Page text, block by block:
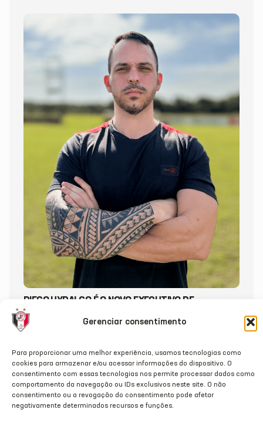
Gerenciar consentimento
Para proporcionar uma melhor experiência, usamos tecnologias como
cookies para armazenar e/ou acessar informações do dispositivo. O
consentimento com essas tecnologias nos permite processar dados como
comportamento da navegação ou IDs exclusivos neste site. O não
consentimento ou a revogação do consentimento pode afetar
negativamente determinados recursos e funções.
DIEGO HYDALGO É O NOVO EXECUTIVO DE
FUTEBOL DO JEC